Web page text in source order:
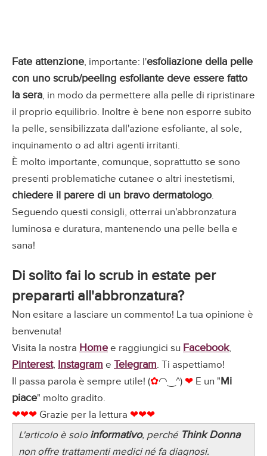
Fate attenzione, importante: l'esfoliazione della pelle
con uno scrub/peeling esfoliante deve essere fatto
la sera, in modo da permettere alla pelle di ripristinare
il proprio equilibrio. Inoltre è bene non esporre subito
la pelle, sensibilizzata dall'azione esfoliante, al sole,
inquinamento o ad altri agenti irritanti.
È molto importante, comunque, soprattutto se sono
presenti problematiche cutanee o altri inestetismi,
chiedere il parere di un bravo dermatologo.
Seguendo questi consigli, otterrai un'abbronzatura
luminosa e duratura, mantenendo una pelle bella e
sana!
Di solito fai lo scrub in estate per
prepararti all'abbronzatura?
Non esitare a lasciare un commento! La tua opinione è
benvenuta!
Visita la nostra Home e raggiungici su Facebook,
Pinterest, Instagram e Telegram. Ti aspettiamo!
Il passa parola è sempre utile! (✿◠‿^) ❤ E un "Mi
piace" molto gradito.
❤❤❤ Grazie per la lettura ❤❤❤
L'articolo è solo informativo, perché Think Donna
non offre trattamenti medici né fa diagnosi.